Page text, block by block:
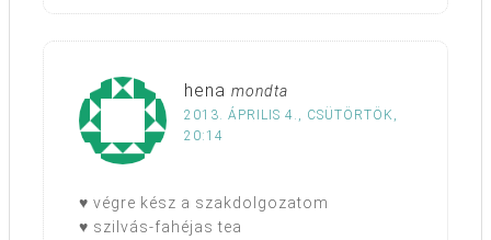
hena mondta
2013. ÁPRILIS 4., CSÜTÖRTÖK,
20:14
♥ végre kész a szakdolgozatom
♥ szilvás-fahéjas tea